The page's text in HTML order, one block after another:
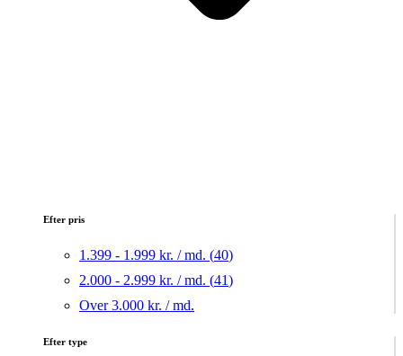
Efter pris
1.399 - 1.999 kr. / md. (40)
2.000 - 2.999 kr. / md. (41)
Over 3.000 kr. / md.
Efter type